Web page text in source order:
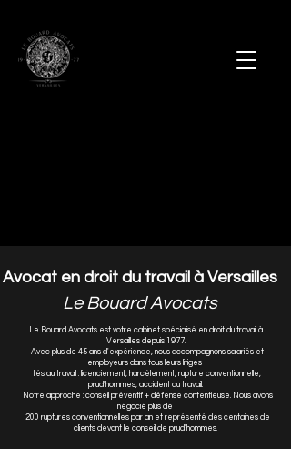
Avocat en droit du travail à Versailles
Le Bouard Avocats
Le Bouard Avocats est votre cabinet spécialisé en droit du travail à
Versailles depuis 1977.
Avec plus de 45 ans d'expérience, nous accompagnons salariés et
employeurs dans tous leurs litiges
liés au travail : licenciement, harcèlement, rupture conventionnelle,
prud'hommes, accident du travail.
Notre approche : conseil préventif + défense contentieuse. Nous avons
négocié plus de
200 ruptures conventionnelles par an et représenté des centaines de
clients devant le conseil de prud'hommes.